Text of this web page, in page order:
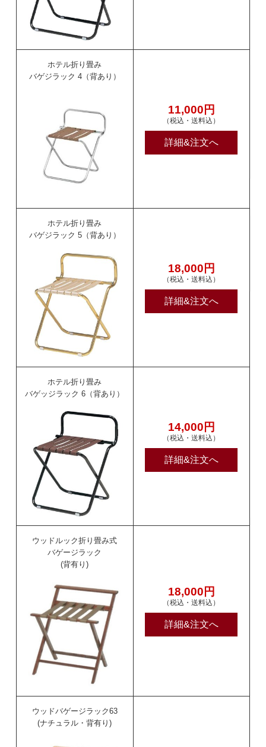
ホテル折り畳み
バゲジラック 4（背あり）
11,000円
（税込・送料込）
詳細&注文へ
ホテル折り畳み
バゲジラック 5（背あり）
18,000円
（税込・送料込）
詳細&注文へ
ホテル折り畳み
バゲッジラック 6（背あり）
14,000円
（税込・送料込）
詳細&注文へ
ウッドルック折り畳み式
バゲージラック
(背有り)
18,000円
（税込・送料込）
詳細&注文へ
ウッドバゲージラック63
(ナチュラル・背有り)